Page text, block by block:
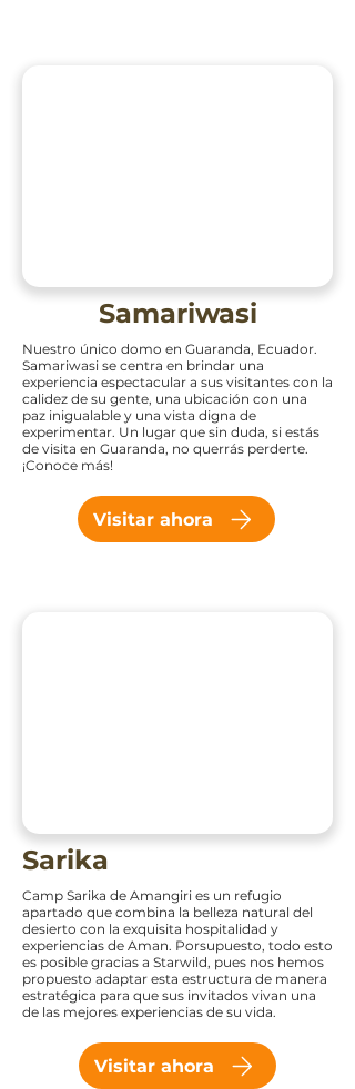
Samariwasi
Nuestro único domo en Guaranda, Ecuador.
Samariwasi se centra en brindar una
experiencia espectacular a sus visitantes con la
calidez de su gente, una ubicación con una
paz inigualable y una vista digna de
experimentar. Un lugar que sin duda, si estás
de visita en Guaranda, no querrás perderte.
¡Conoce más!
Visitar ahora
Sarika
Camp Sarika de Amangiri es un refugio
apartado que combina la belleza natural del
desierto con la exquisita hospitalidad y
experiencias de Aman. Porsupuesto, todo esto
es posible gracias a Starwild, pues nos hemos
propuesto adaptar esta estructura de manera
estratégica para que sus invitados vivan una
de las mejores experiencias de su vida.
Visitar ahora